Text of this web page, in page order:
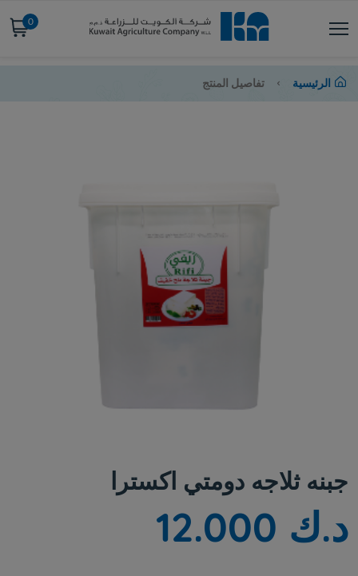
0
الرئيسية تفاصيل المنتج
جبنه ثلاجه دومتي اكسترا
د.ك 12.000